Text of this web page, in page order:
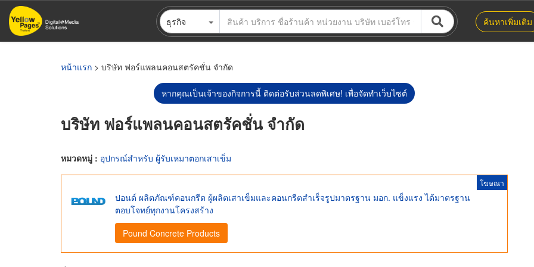
ข้าม
ไป
ธุรกิจ ค้นหาเพิ่มเติม
หน้าแรก > บริษัท ฟอร์แพลนคอนสตรัคชั่น จำกัด
หากคุณเป็นเจ้าของกิจการนี้ ติดต่อรับส่วนลดพิเศษ! เพื่อจัดทำเว็บไซต์
บริษัท ฟอร์แพลนคอนสตรัคชั่น จำกัด
หมวดหมู่ : อุปกรณ์สำหรับ ผู้รับเหมาตอกเสาเข็ม
โฆษณา
ปอนด์ ผลิตภัณฑ์คอนกรีต ผู้ผลิตเสาเข็มและคอนกรีตสำเร็จรูปมาตรฐาน มอก. แข็งแรง ได้มาตรฐาน
ตอบโจทย์ทุกงานโครงสร้าง
Pound Concrete Products